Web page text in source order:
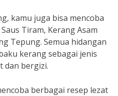
kamu juga bisa mencoba
Tiram, Kerang Asam
Tepung. Semua hidangan
kerang sebagai jenis
dan bergizi.
berbagai resep lezat